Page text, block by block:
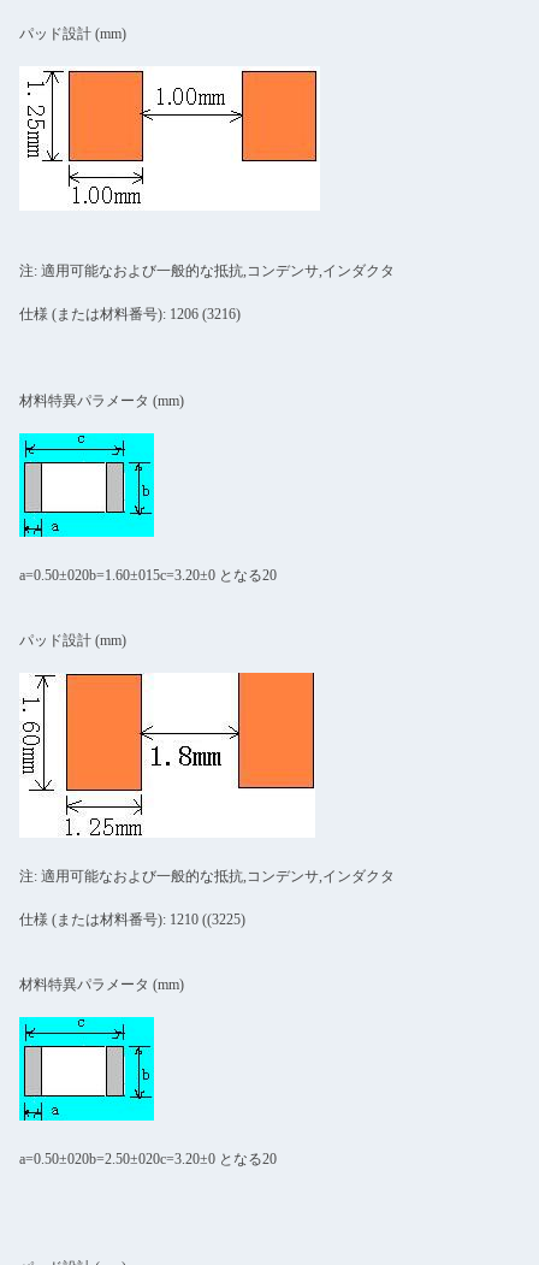
パッド設計 (mm)
注: 適用可能なおよび一般的な抵抗,コンデンサ,インダクタ
仕様 (または材料番号): 1206 (3216)
材料特異パラメータ (mm)
a=0.50±020b=1.60±015c=3.20±0 となる20
パッド設計 (mm)
注: 適用可能なおよび一般的な抵抗,コンデンサ,インダクタ
仕様 (または材料番号): 1210 ((3225)
材料特異パラメータ (mm)
a=0.50±020b=2.50±020c=3.20±0 となる20